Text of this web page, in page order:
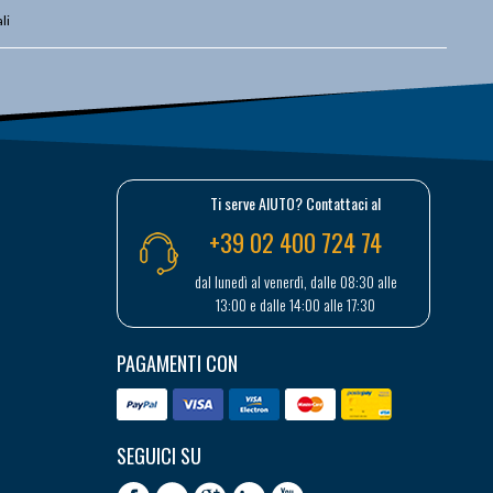
Ti serve AIUTO? Contattaci al
+39 02 400 724 74
dal lunedì al venerdì, dalle 08:30 alle
13:00 e dalle 14:00 alle 17:30
PAGAMENTI CON
SEGUICI SU